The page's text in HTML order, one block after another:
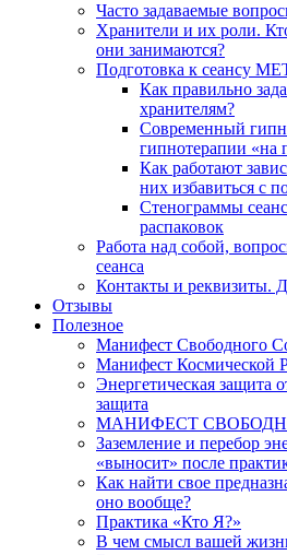
Часто задаваемые
Хранители и их роли.
они занимаются?
Подготовка к сеансу
Как правильно
хранителям?
Современный
гипнотерапии «на
Как работают
них избавиться
Стенограммы
распаковок
Работа над собой,
сеанса
Контакты и реквизиты.
Отзывы
Полезное
Манифест Свободного
Манифест Космической
Энергетическая защита
защита
МАНИФЕСТ
Заземление и перебор
«выносит» после
Как найти свое
оно вообще?
Практика «Кто Я?»
В чем смысл вашей